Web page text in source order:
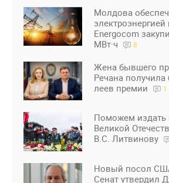
Молдова
электроэнергией
Energocom
МВт·ч
8
Жена бывшего
Речана
леев премии
1
Поможем издать
Великой
В.С. Литвинову
Новый посол
Сенат утвердил